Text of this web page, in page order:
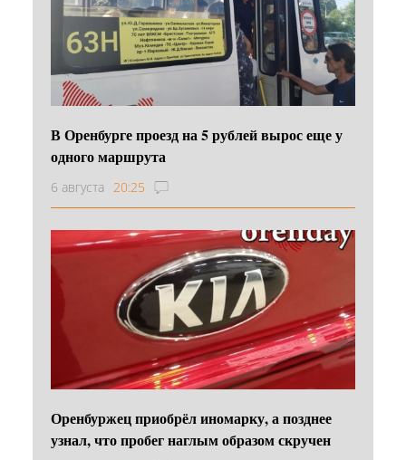
В Оренбурге проезд на 5 рублей вырос еще у
одного маршрута
6 августа 20:25
Оренбуржец приобрёл иномарку, а позднее
узнал, что пробег наглым образом скручен